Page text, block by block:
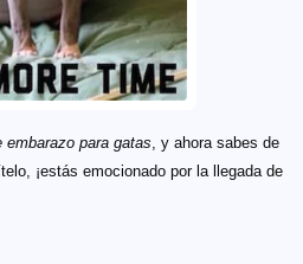
embarazo para gatas, y ahora sabes de
¡estás emocionado por la llegada de